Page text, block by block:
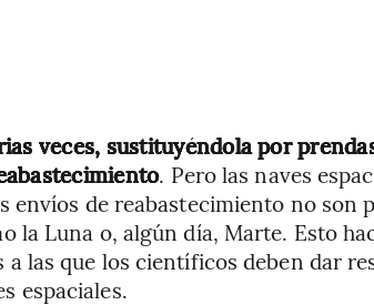
veces, sustituyéndola por
. Pero las naves
envíos de reabastecimiento no son
la Luna o, algún día, Marte. Esto
las que los científicos deben dar
espaciales.